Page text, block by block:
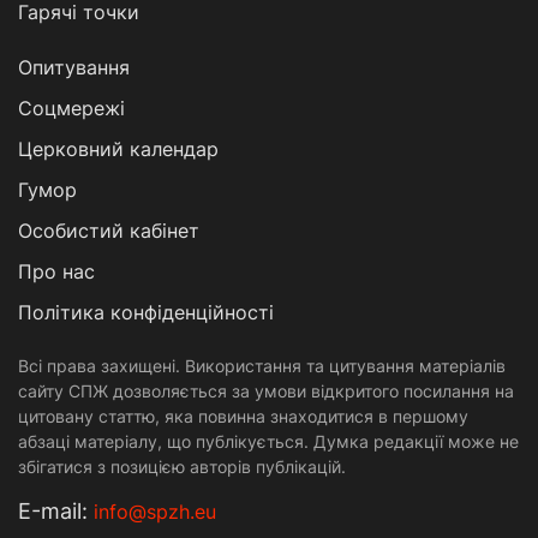
Гарячі точки
Опитування
Соцмережі
Церковний календар
Гумор
Особистий кабінет
Про нас
Політика конфіденційності
Всі права захищені. Використання та цитування матеріалів
сайту СПЖ дозволяється за умови відкритого посилання на
цитовану статтю, яка повинна знаходитися в першому
абзаці матеріалу, що публікується. Думка редакції може не
збігатися з позицією авторів публікацій.
Е-mail: info@spzh.eu